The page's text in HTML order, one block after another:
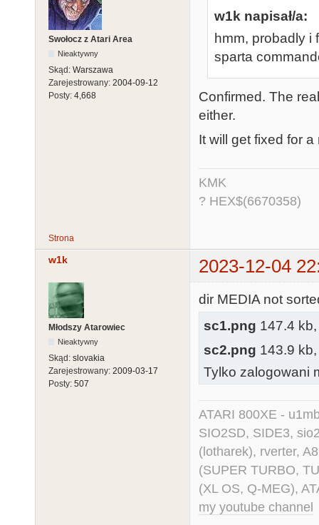
Swołocz z Atari Area
Nieaktywny
Skąd: Warszawa
Zarejestrowany: 2004-09-12
Posty: 4,668
w1k napisał/a:
hmm, probadly i
sparta
Confirmed. The
either.
It will get fixed for
KMK
? HEX$(6670358)
Strona
w1k 2023-12-04
Młodszy Atarowiec
Nieaktywny
Skąd: slovakia
Zarejestrowany: 2009-03-17
Posty: 507
dir MEDIA not
sc1.png 147.4
sc2.png 143.9
Tylko zalogowani
ATARI 800XE -
SIO2SD, SIDE3,
(lotharek), rverter,
(SUPER TURBO,
(XL OS, Q-MEG),
my youtube channel